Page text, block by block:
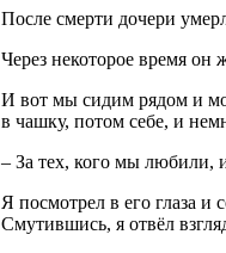
После смерти дочери
Через некоторое время он
И вот мы сидим рядом и
в чашку, потом себе, и
– За тех, кого мы любили,
Я посмотрел в его глаза и
Смутившись, я отвёл